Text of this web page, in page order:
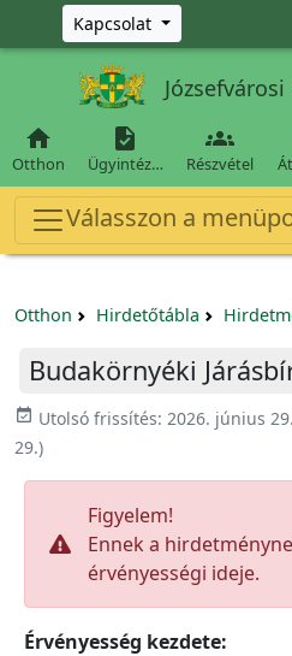
Ugrás a fő tartalomra
Kapcsolat

Otthon

Ügyintéz…

Részvétel
Válasszon a
Otthon Hirdetőtábla
Budakörnyéki
event_available Utolsó frissítés: 2026. június 29.
29.)
Figyelem!
Ennek a
érvényességi ideje.
Érvényesség kezdete: